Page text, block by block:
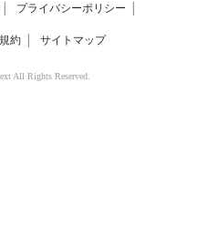
プライバシーポリシー
約 サイトマップ
All Rights Reserved.